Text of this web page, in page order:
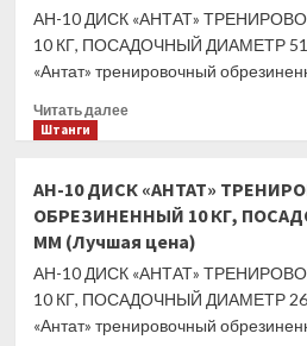
ОБРЕЗИНЕННЫЙ
КГ,
ПОСАДОЧНЫЙ
ММ
цена)
АН-10 ДИСК «АНТАТ»
10 КГ, ПОСАДОЧНЫЙ ДИАМЕТР 51
«Антат» тренировочный
Читать далееПрочитать
ДИСК
«АНТАТ»
ТРЕНИРОВОЧНЫЙ
ОБРЕЗИНЕННЫЙ
КГ,
ПОСАДОЧНЫЙ
Штанги
АН-10 ДИСК «АНТАТ»
ОБРЕЗИНЕННЫЙ 10 КГ,
ММ (Лучшая цена)
АН-10 ДИСК «АНТАТ»
10 КГ, ПОСАДОЧНЫЙ ДИАМЕТР 26
«Антат» тренировочный